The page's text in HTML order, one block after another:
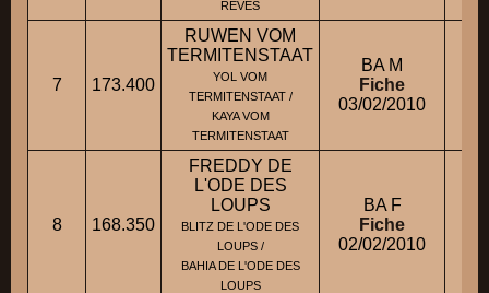
REVES
7 173.400
RUWEN VOM
TERMITENSTAAT
YOL VOM
TERMITENSTAAT /
KAYA VOM
TERMITENSTAAT
BA M
Fiche
03/02/2010
8 168.350
FREDDY DE
L'ODE DES
LOUPS
BLITZ DE L'ODE DES
LOUPS /
BAHIA DE L'ODE DES
LOUPS
BA F
Fiche
02/02/2010